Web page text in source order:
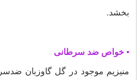
بخشد.
▪ خواص ضد سرطانی
منیزیم موجود در گل گاوزبان